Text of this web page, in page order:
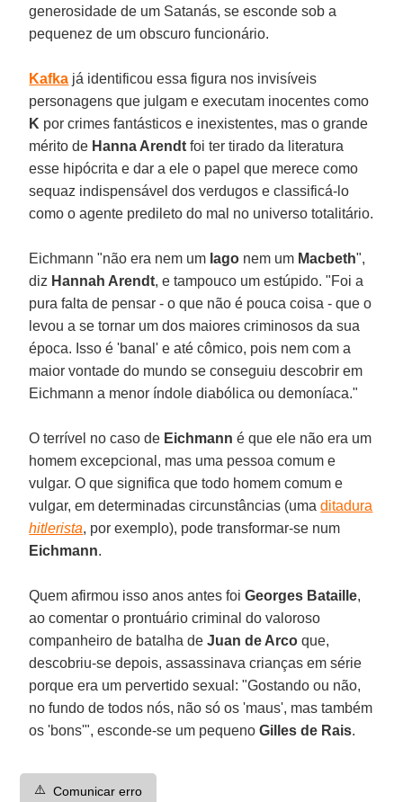
generosidade de um Satanás, se esconde sob a
pequenez de um obscuro funcionário.
Kafka já identificou essa figura nos invisíveis
personagens que julgam e executam inocentes como
K por crimes fantásticos e inexistentes, mas o grande
mérito de Hanna Arendt foi ter tirado da literatura
esse hipócrita e dar a ele o papel que merece como
sequaz indispensável dos verdugos e classificá-lo
como o agente predileto do mal no universo totalitário.
Eichmann "não era nem um Iago nem um Macbeth",
diz Hannah Arendt, e tampouco um estúpido. "Foi a
pura falta de pensar - o que não é pouca coisa - que o
levou a se tornar um dos maiores criminosos da sua
época. Isso é 'banal' e até cômico, pois nem com a
maior vontade do mundo se conseguiu descobrir em
Eichmann a menor índole diabólica ou demoníaca."
O terrível no caso de Eichmann é que ele não era um
homem excepcional, mas uma pessoa comum e
vulgar. O que significa que todo homem comum e
vulgar, em determinadas circunstâncias (umaditadura
hitlerista, por exemplo), pode transformar-se num
Eichmann.
Quem afirmou isso anos antes foiGeorges Bataille,
ao comentar o prontuário criminal do valoroso
companheiro de batalha de Juan de Arco que,
descobriu-se depois, assassinava crianças em série
porque era um pervertido sexual: "Gostando ou não,
no fundo de todos nós, não só os 'maus', mas também
os 'bons'", esconde-se um pequenoGilles de Rais.
⚠️ Comunicar erro